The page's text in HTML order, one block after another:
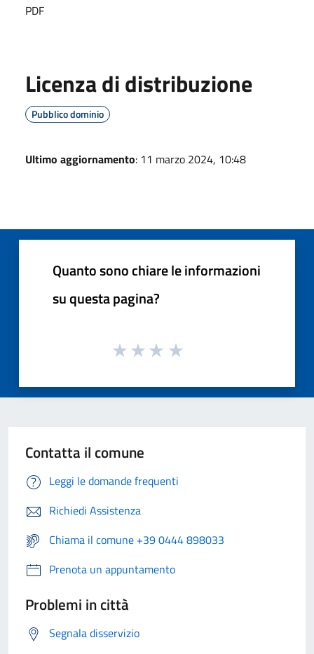
PDF
Licenza di distribuzione
Pubblico dominio
Ultimo aggiornamento: 11 marzo 2024, 10:48
Quanto sono chiare le informazioni
su questa pagina?
Contatta il comune
Leggi le domande frequenti
Richiedi Assistenza
Chiama il comune +39 0444 898033
Prenota un appuntamento
Problemi in città
Segnala disservizio